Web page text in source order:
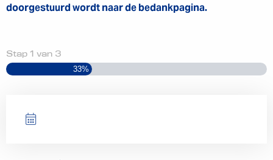
doorgestuurd wordt naar de bedankpagina.
Stap 1 van 3
33%